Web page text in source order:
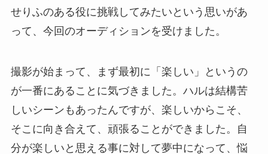
せりふのある役に挑戦してみたいという思いがあ
って、今回のオーディションを受けました。
撮影が始まって、まず最初に「楽しい」というの
が一番にあることに気づきました。ハルは結構苦
しいシーンもあったんですが、楽しいからこそ、
そこに向き合えて、頑張ることができました。自
分が楽しいと思える事に対して夢中になって、悩